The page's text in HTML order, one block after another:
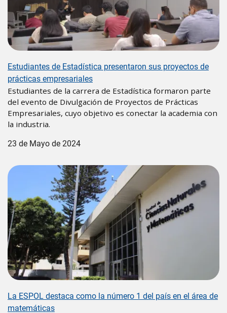
Estudiantes de Estadística presentaron sus proyectos de
prácticas empresariales
Estudiantes de la carrera de Estadística formaron parte
del evento de Divulgación de Proyectos de Prácticas
Empresariales, cuyo objetivo es conectar la academia con
la industria.
23 de Mayo de 2024
Image
La ESPOL destaca como la número 1 del país en el área de
matemáticas